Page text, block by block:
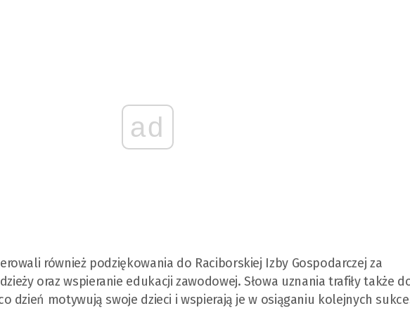
ad
również podziękowania do Raciborskiej Izby Gospodarczej za
oraz wspieranie edukacji zawodowej. Słowa uznania trafiły także
dzień motywują swoje dzieci i wspierają je w osiąganiu kolejnych